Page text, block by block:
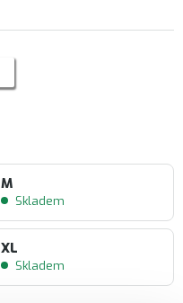
M
Skladem
XL
Skladem